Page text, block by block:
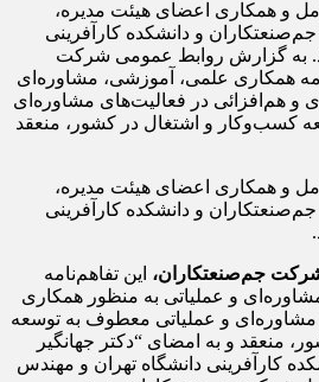
و همکاری اعضای هیئت مدیره،
و دانشکده کارآفرینی
به گزارش روابط عمومی شرکت
همکاری علمی، آموزشی، مشاوره‌ای
و هم‌افزائی در فعالیت‌های مشاوره‌ای
کسب‌وکار و اشتغال در کشور، منعقد
و همکاری اعضای هیئت مدیره،
و دانشکده کارآفرینی
جم‌صنعتکاران، این تفاهم‌نامه‌
و عملیاتی به منظور همکاری
مشاوره‌ای و عملیاتی معطوف به توسعه
منعقد و به امضای “دکتر جهانگیر
کارآفرینی دانشگاه تهران و مهندس